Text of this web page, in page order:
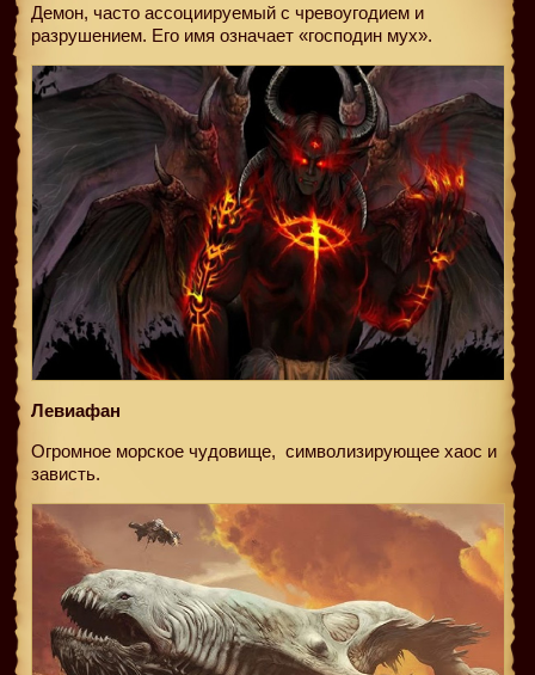
Демон, часто ассоциируемый с чревоугодием и
разрушением. Его имя означает «господин мух».
Левиафан
Огромное морское чудовище, символизирующее хаос и
зависть.